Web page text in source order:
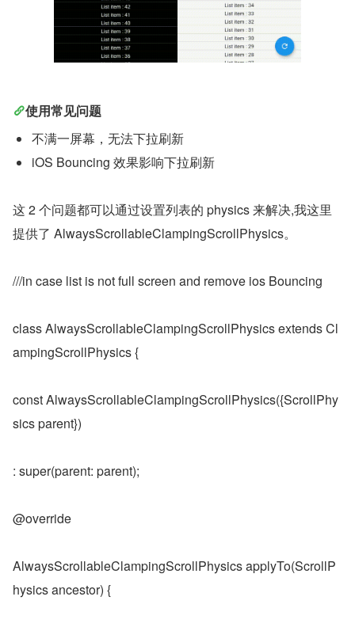
使用常见问题
不满一屏幕，无法下拉刷新
iOS Bouncing 效果影响下拉刷新
这 2 个问题都可以通过设置列表的 physics 来解决,我这里
提供了 AlwaysScrollableClampingScrollPhysics。
///in case list is not full screen and remove ios Bouncing
class AlwaysScrollableClampingScrollPhysics extends Cl
ampingScrollPhysics {
const AlwaysScrollableClampingScrollPhysics({ScrollPhy
sics parent})
: super(parent: parent);
@override
AlwaysScrollableClampingScrollPhysics applyTo(ScrollP
hysics ancestor) {